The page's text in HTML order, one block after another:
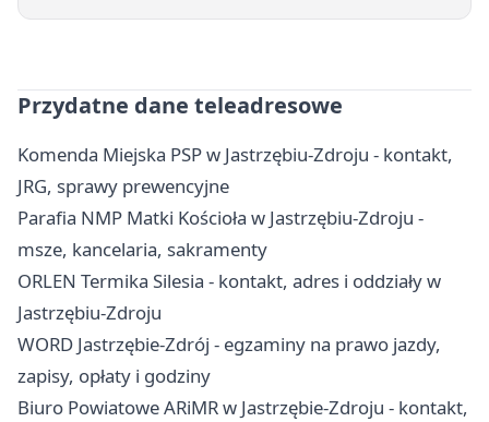
Przydatne dane teleadresowe
Komenda Miejska PSP w Jastrzębiu-Zdroju - kontakt,
JRG, sprawy prewencyjne
Parafia NMP Matki Kościoła w Jastrzębiu-Zdroju -
msze, kancelaria, sakramenty
ORLEN Termika Silesia - kontakt, adres i oddziały w
Jastrzębiu-Zdroju
WORD Jastrzębie-Zdrój - egzaminy na prawo jazdy,
zapisy, opłaty i godziny
Biuro Powiatowe ARiMR w Jastrzębie-Zdroju - kontakt,